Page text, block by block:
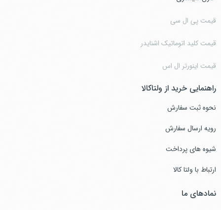
قیمت پی ال سی
قیمت کلید اتوماتیک اشنایدر
قیمت اینورتر ال اس
راهنمایی خرید از ولتاکالا
نحوه ثبت سفارش
رویه ارسال سفارش
شیوه های پرداخت
ارتباط با ولتا کالا
نمادهای ما